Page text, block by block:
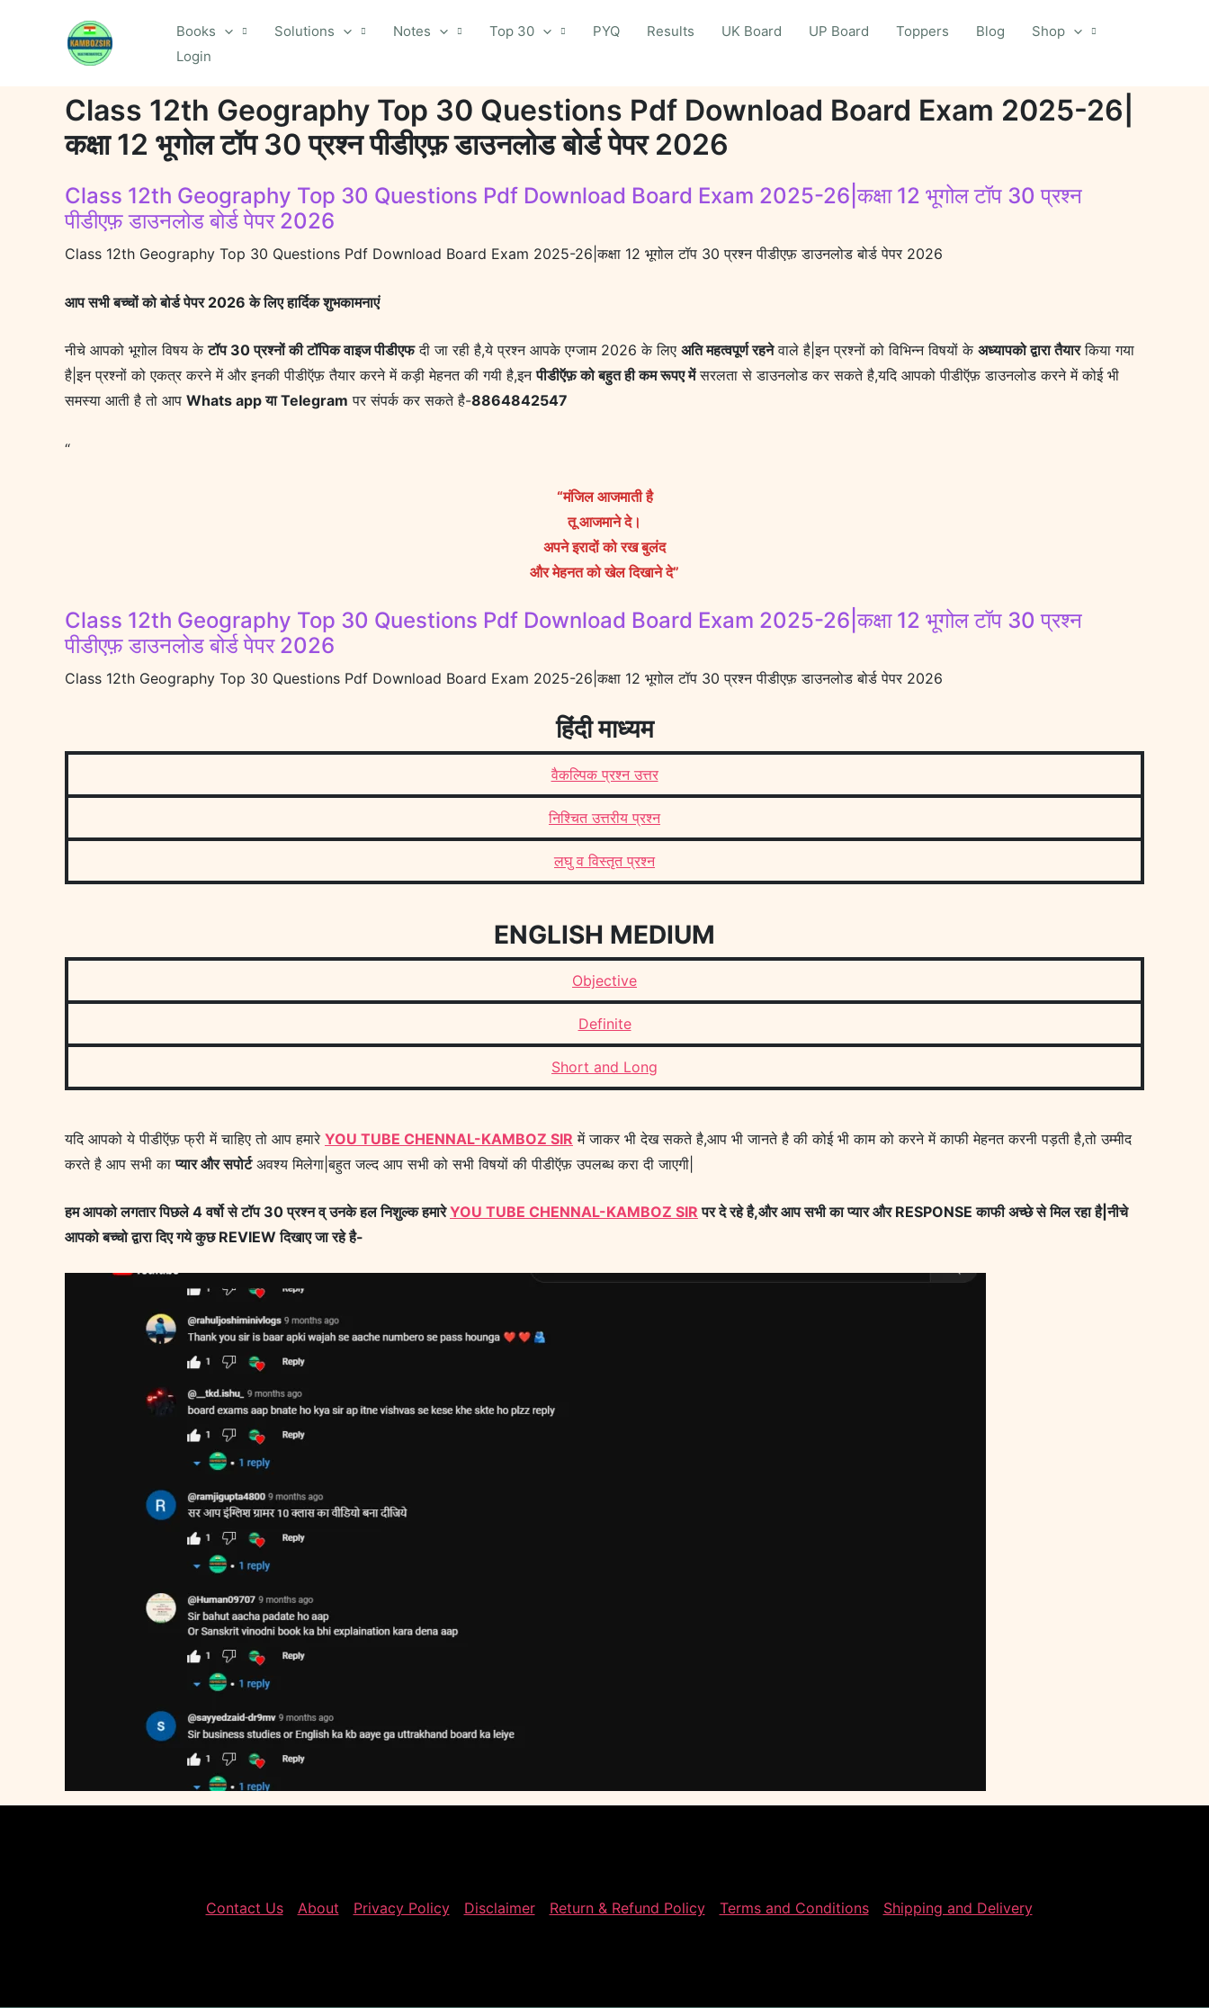
Books Solutions Notes Top 30 PYQ Results UK Board UP Board Toppers Blog
Shop
Login
Class 12th Geography Top 30 Questions Pdf Download Board Exam 2025-26|
कक्षा 12 भूगोल टॉप 30 प्रश्न पीडीएफ़ डाउनलोड बोर्ड पेपर 2026
Class 12th Geography Top 30 Questions Pdf Download Board Exam 2025-26|कक्षा 12 भूगोल टॉप 30 प्रश्न
पीडीएफ़ डाउनलोड बोर्ड पेपर 2026
Class 12th Geography Top 30 Questions Pdf Download Board Exam 2025-26|कक्षा 12 भूगोल टॉप 30 प्रश्न पीडीएफ़ डाउनलोड बोर्ड पेपर 2026
आप सभी बच्चों को बोर्ड पेपर 2026 के लिए हार्दिक शुभकामनाएं
नीचे आपको भूगोल विषय केटॉप 30 प्रश्नों की टॉपिक वाइज पीडीएफदी जा रही है,ये प्रश्न आपके एग्जाम 2026 के लिए अति महत्वपूर्ण रहनेवाले है|इन प्रश्नों को विभिन्न विषयों के अध्यापको द्वारा तैयारकिया गया
है|इन प्रश्नों को एकत्र करने में और इनकी पीडीऍफ़ तैयार करने में कड़ी मेहनत की गयी है,इनपीडीऍफ़ को बहुत ही कम रूपए मेंसरलता से डाउनलोड कर सकते है,यदि आपको पीडीऍफ़ डाउनलोड करने में कोई भी
समस्या आती है तो आप Whats app या Telegram पर संपर्क कर सकते है-8864842547
“
“मंजिल आजमाती है
तू आजमाने दे।
अपने इरादों को रख बुलंद
और मेहनत को खेल दिखाने दे”
Class 12th Geography Top 30 Questions Pdf Download Board Exam 2025-26|कक्षा 12 भूगोल टॉप 30 प्रश्न
पीडीएफ़ डाउनलोड बोर्ड पेपर 2026
Class 12th Geography Top 30 Questions Pdf Download Board Exam 2025-26|कक्षा 12 भूगोल टॉप 30 प्रश्न पीडीएफ़ डाउनलोड बोर्ड पेपर 2026
हिंदी माध्यम
वैकल्पिक प्रश्न उत्तर
निश्चित उत्तरीय प्रश्न
लघु व विस्तृत प्रश्न
ENGLISH MEDIUM
Objective
Definite
Short and Long
यदि आपको ये पीडीऍफ़ फ्री में चाहिए तो आप हमारे YOU TUBE CHENNAL-KAMBOZ SIR में जाकर भी देख सकते है,आप भी जानते है की कोई भी काम को करने में काफी मेहनत करनी पड़ती है,तो उम्मीद
करते है आप सभी काप्यार और सपोर्टअवश्य मिलेगा|बहुत जल्द आप सभी को सभी विषयों की पीडीऍफ़ उपलब्ध करा दी जाएगी|
हम आपको लगतार पिछले 4 वर्षो से टॉप 30 प्रश्न व् उनके हल निशुल्क हमारेYOU TUBE CHENNAL-KAMBOZ SIR पर दे रहे है,और आप सभी का प्यार और RESPONSE काफी अच्छे से मिल रहा है|नीचे
आपको बच्चो द्वारा दिए गये कुछ REVIEW दिखाए जा रहे है-
Contact Us About Privacy Policy Disclaimer Return & Refund Policy Terms and Conditions Shipping and Delivery